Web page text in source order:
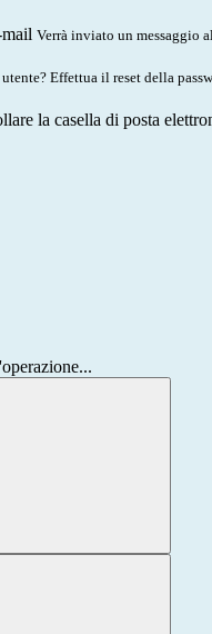
Verrà inviato un messaggio
Effettua il reset della
la casella di posta